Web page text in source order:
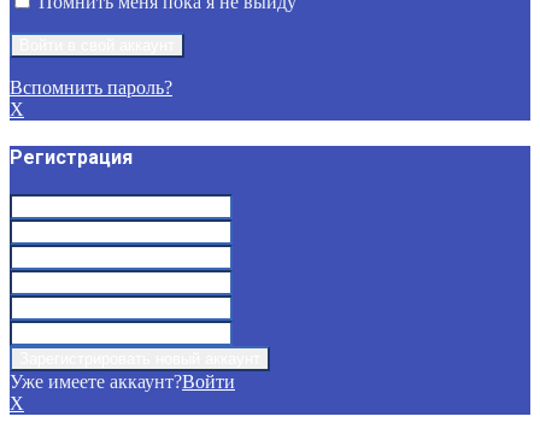
Вспомнить пароль?
X
Регистрация
Уже имеете аккаунт?Войти
X